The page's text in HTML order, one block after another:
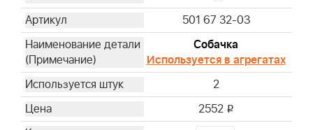
501 67 32-03
Собачка
Используется в агрегатах
2
2552 i